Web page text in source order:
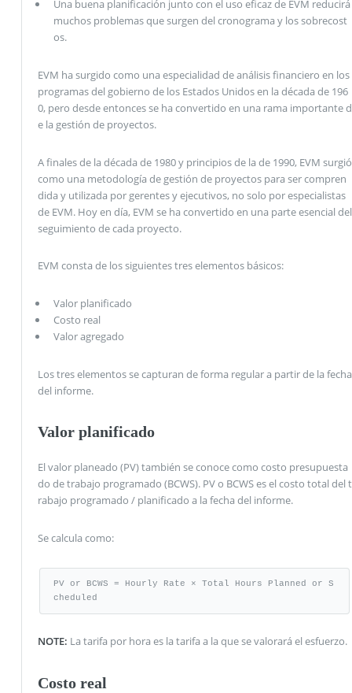
Una buena planificación junto con el uso eficaz de EVM reducirá
muchos problemas que surgen del cronograma y los sobrecost
os.
EVM ha surgido como una especialidad de análisis financiero en los
programas del gobierno de los Estados Unidos en la década de 196
0, pero desde entonces se ha convertido en una rama importante d
e la gestión de proyectos.
A finales de la década de 1980 y principios de la de 1990, EVM surgió
como una metodología de gestión de proyectos para ser compren
dida y utilizada por gerentes y ejecutivos, no solo por especialistas
de EVM. Hoy en día, EVM se ha convertido en una parte esencial del
seguimiento de cada proyecto.
EVM consta de los siguientes tres elementos básicos:
Valor planificado
Costo real
Valor agregado
Los tres elementos se capturan de forma regular a partir de la fecha
del informe.
Valor planificado
El valor planeado (PV) también se conoce como costo presupuesta
do de trabajo programado (BCWS). PV o BCWS es el costo total del t
rabajo programado / planificado a la fecha del informe.
Se calcula como:
PV or BCWS = Hourly Rate × Total Hours Planned or S
cheduled
NOTE: La tarifa por hora es la tarifa a la que se valorará el esfuerzo.
Costo real